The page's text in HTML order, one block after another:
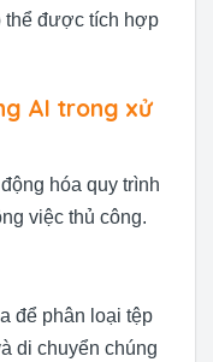
thể được tích hợp
AI trong xử
hóa quy trình
việc thủ công.
để phân loại tệp
di chuyển chúng